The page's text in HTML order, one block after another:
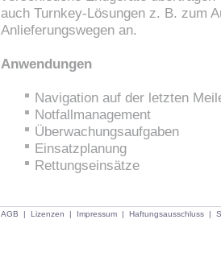
auch Turnkey-Lösungen z. B. zum
Anlieferungswegen an.
Anwendungen
Navigation auf der letzten
Notfallmanagement
Überwachungsaufgaben
Einsatzplanung
Rettungseinsätze
AGB | Lizenzen | Impressum | Haftungsausschluss |